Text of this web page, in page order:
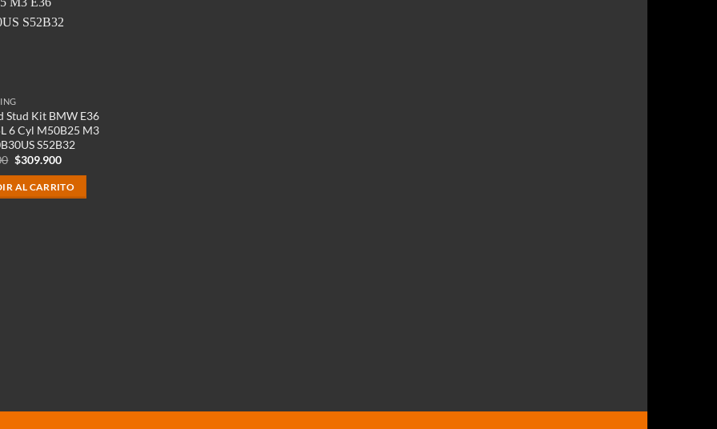
Stud Kit BMW E36
6 Cyl M50B25 M3
S52B32
El
original
era:
$309.900El
actual
es:
AL CARRITO